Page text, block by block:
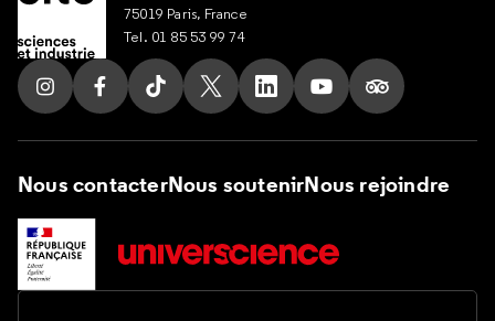
75019 Paris, France
Tel. 01 85 53 99 74
Suivez nous sur Instagram
Suivez nous sur Facebook
Suivez nous sur Tik Tok
Suivez nous sur X
Suivez nous sur LinkedIn
Suivez nous sur
Suivez nous
Nous contacterNous soutenirNous rejoindre